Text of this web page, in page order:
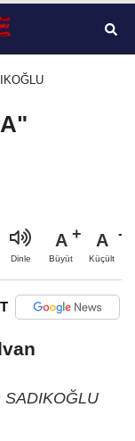
Dinle
A
Büyüt
A
Küçült
SADIKOĞLU